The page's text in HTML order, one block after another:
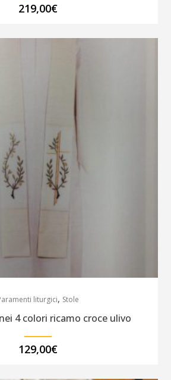
219,00€
liturgici, Stole
4 colori ricamo croce ulivo
129,00€